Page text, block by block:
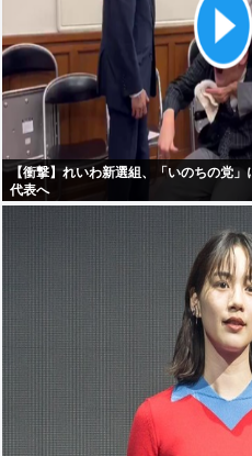
【衝撃】れいわ新選組、「いのちの党
代表へ